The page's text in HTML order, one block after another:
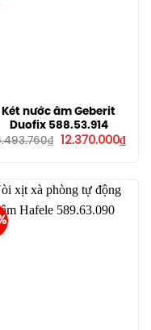
Két nước âm Geberit
Duofix 588.53.914
₫
Giá
12.370.000₫Giá